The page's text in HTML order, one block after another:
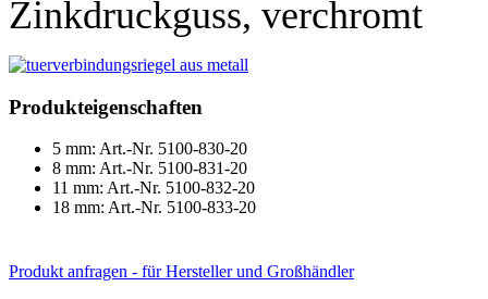
Zinkdruckguss, verchromt
Produkteigenschaften
5 mm: Art.-Nr. 5100-830-20
8 mm: Art.-Nr. 5100-831-20
11 mm: Art.-Nr. 5100-832-20
18 mm: Art.-Nr. 5100-833-20
Produkt anfragen - für Hersteller und Großhändler